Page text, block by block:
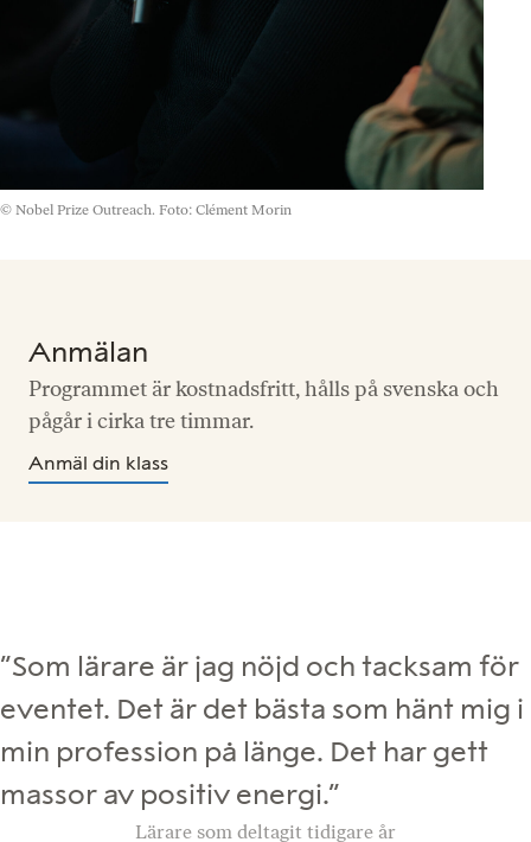
© Nobel Prize Outreach. Foto: Clément Morin
Anmälan
Programmet är kostnadsfritt, hålls på svenska och
pågår i cirka tre timmar.
Anmäl din klass
”Som lärare är jag nöjd och tacksam för
eventet. Det är det bästa som hänt mig i
min profession på länge. Det har gett
massor av positiv energi.”
Lärare som deltagit tidigare år